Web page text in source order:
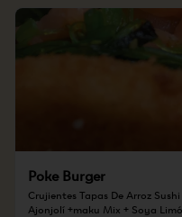
Poke Burger
Crujientes Tapas De Arroz
Ajonjolí +maku Mix + Soya